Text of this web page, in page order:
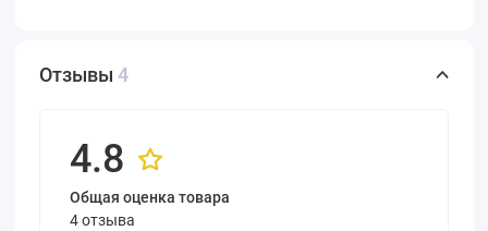
Отзывы 4
4.8
Общая оценка товара
4 отзыва